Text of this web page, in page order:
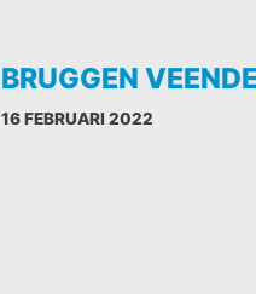
BRUGGEN
16 FEBRUARI 2022